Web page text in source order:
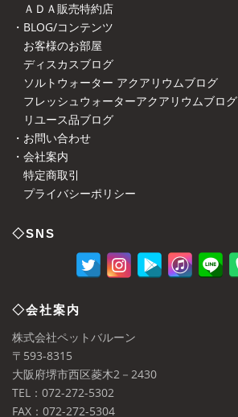
ＡＤＡ販売特約店
・BLOG/コンテンツ
お客様のお部屋
ディスカスブログ
ソルトウォーター アクアリウムブログ
フレッシュウォーターアクアリウムブログ
リユース品ブログ
・お問い合わせ
・会社案内
特定商取引
プライバシーポリシー
◇SNS
◇会社案内
株式会社ペットバルーン
〒593-8315
大阪府堺市西区菱木2－2430
TEL：072-272-5302
FAX：072-272-5304